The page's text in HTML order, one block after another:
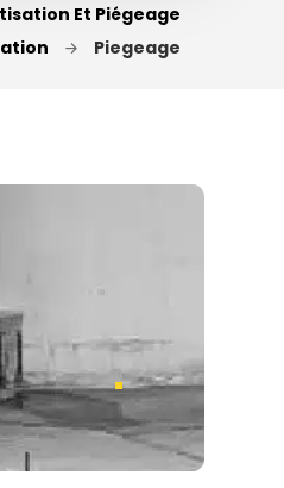
Et Piégeage
Piegeage